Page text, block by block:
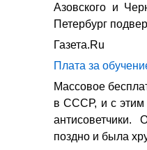
Азовского и
Петербург
Газета.Ru
Плата за
Массовое
в СССР, и с
антисоветчики.
поздно и была